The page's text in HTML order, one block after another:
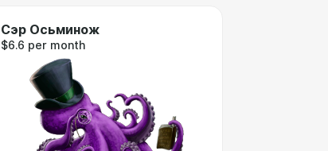
Сэр Осьминож
$6.6 per month